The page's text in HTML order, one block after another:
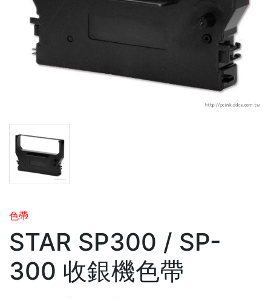
色帶
STAR SP300 / SP-
300 收銀機色帶